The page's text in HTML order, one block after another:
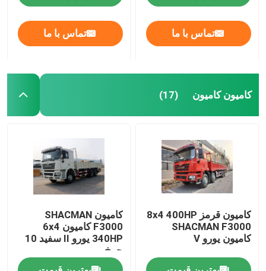
تماس با ما تماس با ما
کامیون کامیون (17)
کامیون قرمز 8x4 400HP
SHACMAN F3000
کامیون یورو V
کامیون SHACMAN
F3000 کامیون 6x4
340HP یورو II سفید 10
چرخ